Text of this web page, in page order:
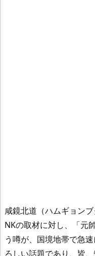
咸鏡北道（ハムギョン
NKの取材に対し、「元
う噂が、国境地帯で急
ろしい話題であり、皆